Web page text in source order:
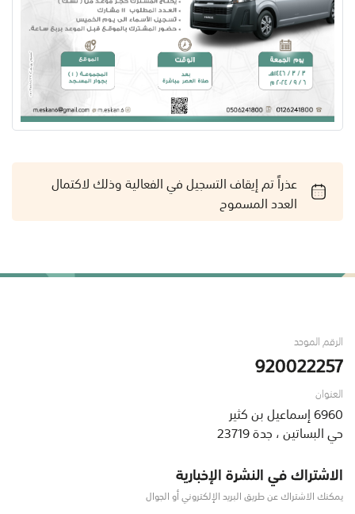
عذراً تم إيقاف التسجيل في الفعالية وذلك لاكتمال
العدد المسموح
الرقم الموحد
920022257
العنوان
6960 إسماعيل بن كثير
حي البساتين ، جدة 23719
الاشتراك في النشرة الإخبارية
يمكنك الاشتراك عن طريق البريد الإلكتروني أو الجوال